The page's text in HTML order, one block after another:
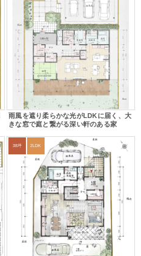
雨風を遮り柔らかな光がLDKに届く、大
きな窓で庭と繋がる深い軒のある家
38坪 2LDK